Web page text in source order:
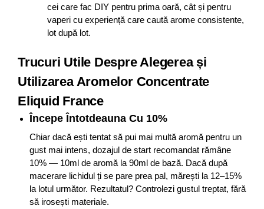
cei care fac DIY pentru prima oară, cât și pentru
vaperi cu experiență care caută arome consistente,
lot după lot.
Trucuri Utile Despre Alegerea și
Utilizarea Aromelor Concentrate
Eliquid France
Începe Întotdeauna Cu 10%
Chiar dacă ești tentat să pui mai multă aromă pentru un
gust mai intens, dozajul de start recomandat rămâne
10% — 10ml de aromă la 90ml de bază. Dacă după
macerare lichidul ți se pare prea pal, mărești la 12–15%
la lotul următor. Rezultatul? Controlezi gustul treptat, fără
să irosești materiale.